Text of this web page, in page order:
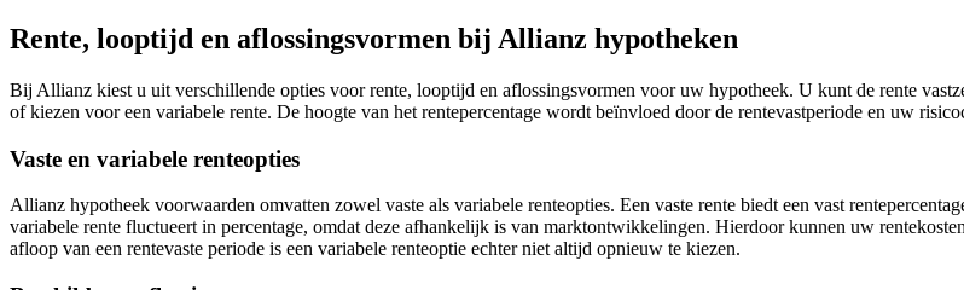
Rente, looptijd en aflossingsvormen bij Allianz hypotheken
Bij Allianz kiest u uit verschillende opties voor rente, looptijd en aflossingsvormen voor uw hypotheek. U kunt de rente
of kiezen voor een variabele rente. De hoogte van het rentepercentage wordt beïnvloed door de rentevastperiode en uw
Vaste en variabele renteopties
Allianz hypotheek voorwaarden omvatten zowel vaste als variabele renteopties. Een vaste rente biedt een vast
variabele rente fluctueert in percentage, omdat deze afhankelijk is van marktontwikkelingen. Hierdoor kunnen uw
afloop van een rentevaste periode is een variabele renteoptie echter niet altijd opnieuw te kiezen.